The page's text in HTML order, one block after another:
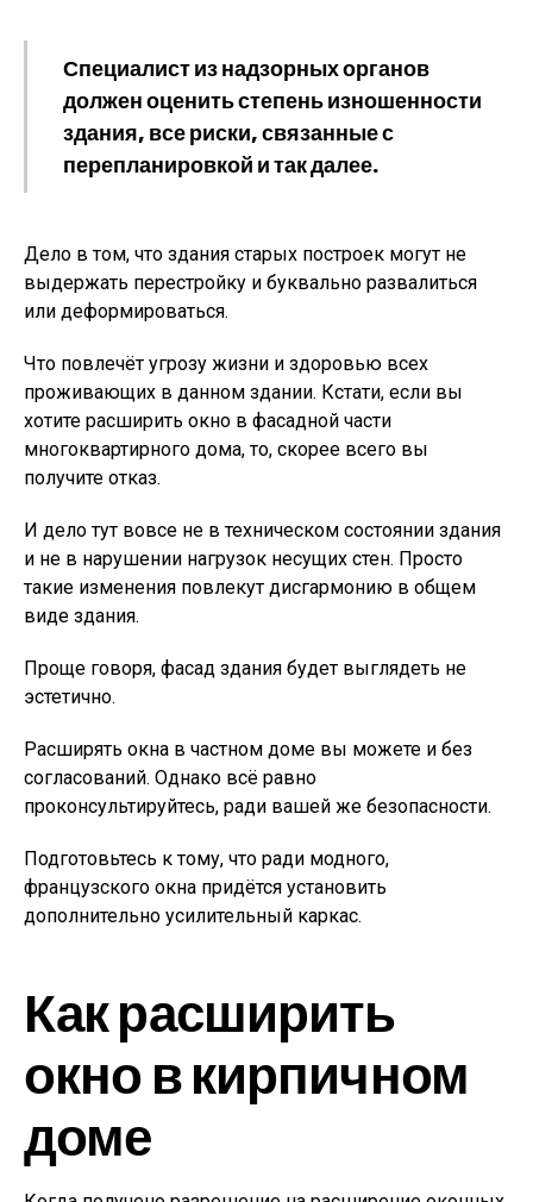
Специалист из надзорных органов
должен оценить степень изношенности
здания, все риски, связанные с
перепланировкой и так далее.
Дело в том, что здания старых построек могут не
выдержать перестройку и буквально развалиться
или деформироваться.
Что повлечёт угрозу жизни и здоровью всех
проживающих в данном здании. Кстати, если вы
хотите расширить окно в фасадной части
многоквартирного дома, то, скорее всего вы
получите отказ.
И дело тут вовсе не в техническом состоянии здания
и не в нарушении нагрузок несущих стен. Просто
такие изменения повлекут дисгармонию в общем
виде здания.
Проще говоря, фасад здания будет выглядеть не
эстетично.
Расширять окна в частном доме вы можете и без
согласований. Однако всё равно
проконсультируйтесь, ради вашей же безопасности.
Подготовьтесь к тому, что ради модного,
французского окна придётся установить
дополнительно усилительный каркас.
Как расширить
окно в кирпичном
доме